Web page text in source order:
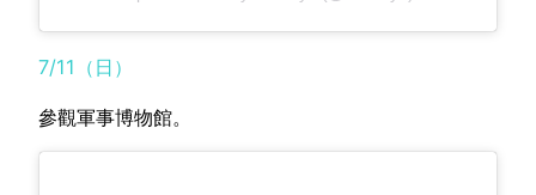
7/11（日）
參觀軍事博物館。